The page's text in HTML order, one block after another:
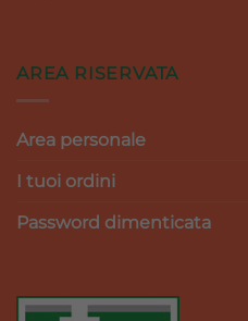
AREA RISERVATA
Area personale
I tuoi ordini
Password dimenticata